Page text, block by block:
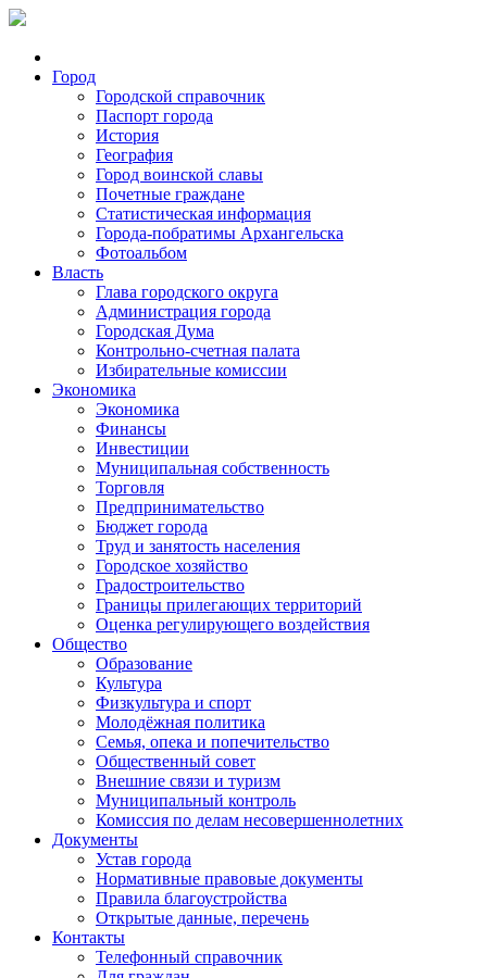
Город
Городской справочник
Паспорт города
История
География
Город воинской славы
Почетные граждане
Статистическая информация
Города-побратимы Архангельска
Фотоальбом
Власть
Глава городского округа
Администрация города
Городская Дума
Контрольно-счетная палата
Избирательные комиссии
Экономика
Экономика
Финансы
Инвестиции
Муниципальная собственность
Торговля
Предпринимательство
Бюджет города
Труд и занятость населения
Городское хозяйство
Градостроительство
Границы прилегающих территорий
Оценка регулирующего воздействия
Общество
Образование
Культура
Физкультура и спорт
Молодёжная политика
Семья, опека и попечительство
Общественный совет
Внешние связи и туризм
Муниципальный контроль
Комиссия по делам несовершеннолетних
Документы
Устав города
Нормативные правовые документы
Правила благоустройства
Открытые данные, перечень
Контакты
Телефонный справочник